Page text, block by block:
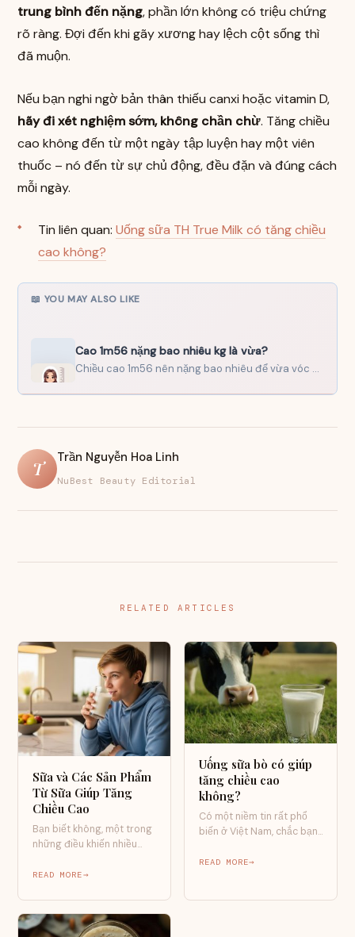
trung bình đến nặng, phần lớn không có triệu chứng
rõ ràng. Đợi đến khi gãy xương hay lệch cột sống thì
đã muộn.
Nếu bạn nghi ngờ bản thân thiếu canxi hoặc vitamin D,
hãy đi xét nghiệm sớm, không chần chừ. Tăng chiều
cao không đến từ một ngày tập luyện hay một viên
thuốc – nó đến từ sự chủ động, đều đặn và đúng cách
mỗi ngày.
Tin liên quan: Uống sữa TH True Milk có tăng chiều
cao không?
📖 YOU MAY ALSO LIKE
Cao 1m56 nặng bao nhiêu kg là vừa?
Chiều cao 1m56 nên nặng bao nhiêu để vừa vóc dáng mà vẫn khỏe mạnh? Câu trả lời…
T
Trần Nguyễn Hoa Linh
NuBest Beauty Editorial
RELATED ARTICLES
Sữa và Các Sản Phẩm
Từ Sữa Giúp Tăng
Chiều Cao
Bạn biết không, một trong
những điều khiến nhiều
nhất chính…
READ MORE
Uống sữa bò có giúp
tăng chiều cao
không?
Có một niềm tin rất phổ
biến ở Việt Nam, chắc bạn
READ MORE